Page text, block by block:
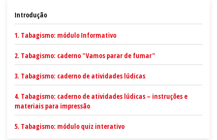
Introdução
1. Tabagismo: módulo Informativo
2. Tabagismo: caderno "Vamos parar de fumar"
3. Tabagismo: caderno de atividades lúdicas
4. Tabagismo: caderno de atividades lúdicas – instruções e
materiais para impressão
5. Tabagismo: módulo quiz interativo